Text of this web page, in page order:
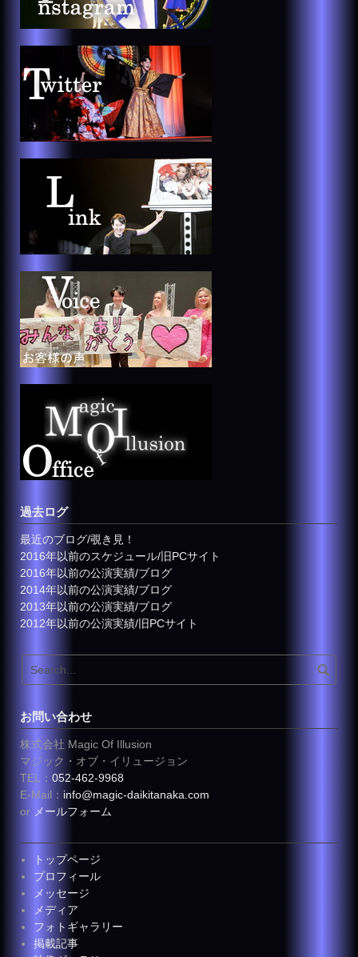
過去ログ
最近のブログ/覗き見！
2016年以前のスケジュール/旧PCサイト
2016年以前の公演実績/ブログ
2014年以前の公演実績/ブログ
2013年以前の公演実績/ブログ
2012年以前の公演実績/旧PCサイト
お問い合わせ
株式会社 Magic Of Illusion
マジック・オブ・イリュージョン
TEL： 052-462-9968
E-Mail： info@magic-daikitanaka.com
or メールフォーム
トップページ
プロフィール
メッセージ
メディア
フォトギャラリー
掲載記事